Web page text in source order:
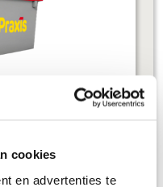
cookies
en advertenties te
,-